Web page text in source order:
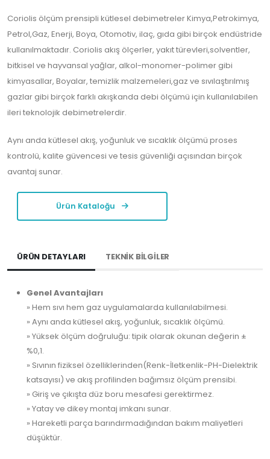
Coriolis ölçüm prensipli kütlesel debimetreler Kimya,Petrokimya,
Petrol,Gaz, Enerji, Boya, Otomotiv, ilaç, gıda gibi birçok endüstride
kullanılmaktadır. Coriolis akış ölçerler, yakıt türevleri,solventler,
bitkisel ve hayvansal yağlar, alkol-monomer-polimer gibi
kimyasallar, Boyalar, temizlik malzemeleri,gaz ve sıvılaştırılmış
gazlar gibi birçok farklı akışkanda debi ölçümü için kullanılabilen
ileri teknolojik debimetrelerdir.
Aynı anda kütlesel akış, yoğunluk ve sıcaklık ölçümü proses
kontrolü, kalite güvencesi ve tesis güvenliği açısından birçok
avantaj sunar.
Ürün Kataloğu
ÜRÜN DETAYLARI TEKNİK BİLGİLER
Genel Avantajları
» Hem sıvı hem gaz uygulamalarda kullanılabilmesi.
» Aynı anda kütlesel akış, yoğunluk, sıcaklık ölçümü.
» Yüksek ölçüm doğruluğu: tipik olarak okunan değerin ±
%0,1.
» Sıvının fiziksel özelliklerinden(Renk-İletkenlik-PH-Dielektrik
katsayısı) ve akış profilinden bağımsız ölçüm prensibi.
» Giriş ve çıkışta düz boru mesafesi gerektirmez.
» Yatay ve dikey montaj imkanı sunar.
» Hareketli parça barındırmadığından bakım maliyetleri
düşüktür.